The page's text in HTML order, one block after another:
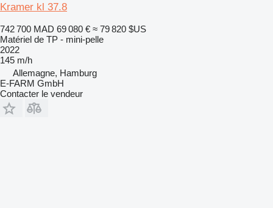
Kramer kl 37.8
742 700 MAD 69 080 € ≈ 79 820 $US
Matériel de TP - mini-pelle
2022
145 m/h
Allemagne, Hamburg
E-FARM GmbH
Contacter le vendeur